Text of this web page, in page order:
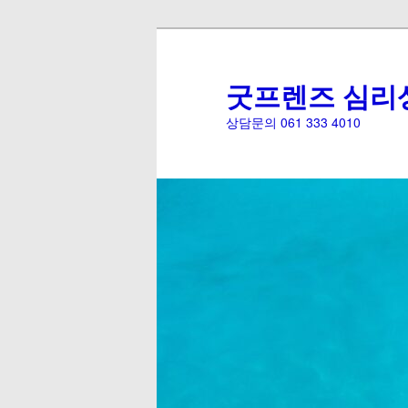
굿프렌즈 심리
상담문의 061 333 4010